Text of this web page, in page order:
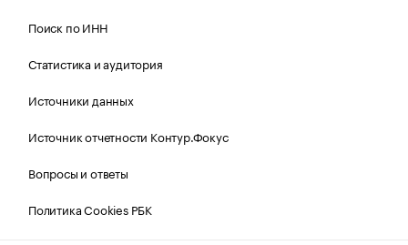
Поиск по ИНН
Статистика и аудитория
Источники данных
Источник отчетности Контур.Фокус
Вопросы и ответы
Политика Cookies РБК